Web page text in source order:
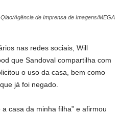
Agência de Imprensa de Imagens/MEGA
nas redes sociais, Will
que Sandoval compartilha com
o uso da casa, bem como
já foi negado.
casa da minha filha” e afirmou